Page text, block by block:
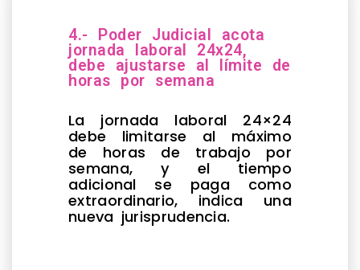
4.- Poder Judicial acota
jornada laboral 24x24,
debe ajustarse al límite de
horas por semana
La jornada laboral 24×24
debe limitarse al máximo
de horas de trabajo por
semana, y el tiempo
adicional se paga como
extraordinario, indica una
nueva jurisprudencia.